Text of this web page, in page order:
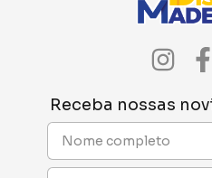
Receba nossas